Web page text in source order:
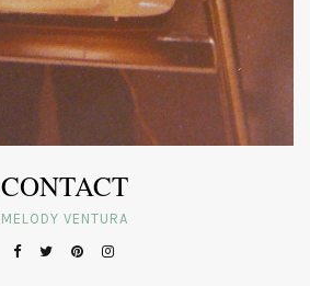
CONTACT
MELODY VENTURA